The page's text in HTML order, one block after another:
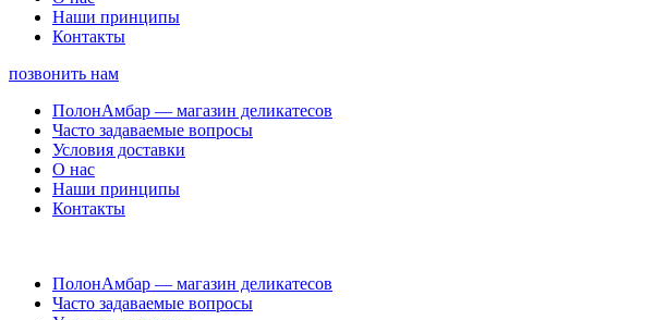
Наши принципы
Контакты
позвонить нам
ПолонАмбар — магазин деликатесов
Часто задаваемые вопросы
Условия доставки
О нас
Наши принципы
Контакты
ПолонАмбар — магазин деликатесов
Часто задаваемые вопросы